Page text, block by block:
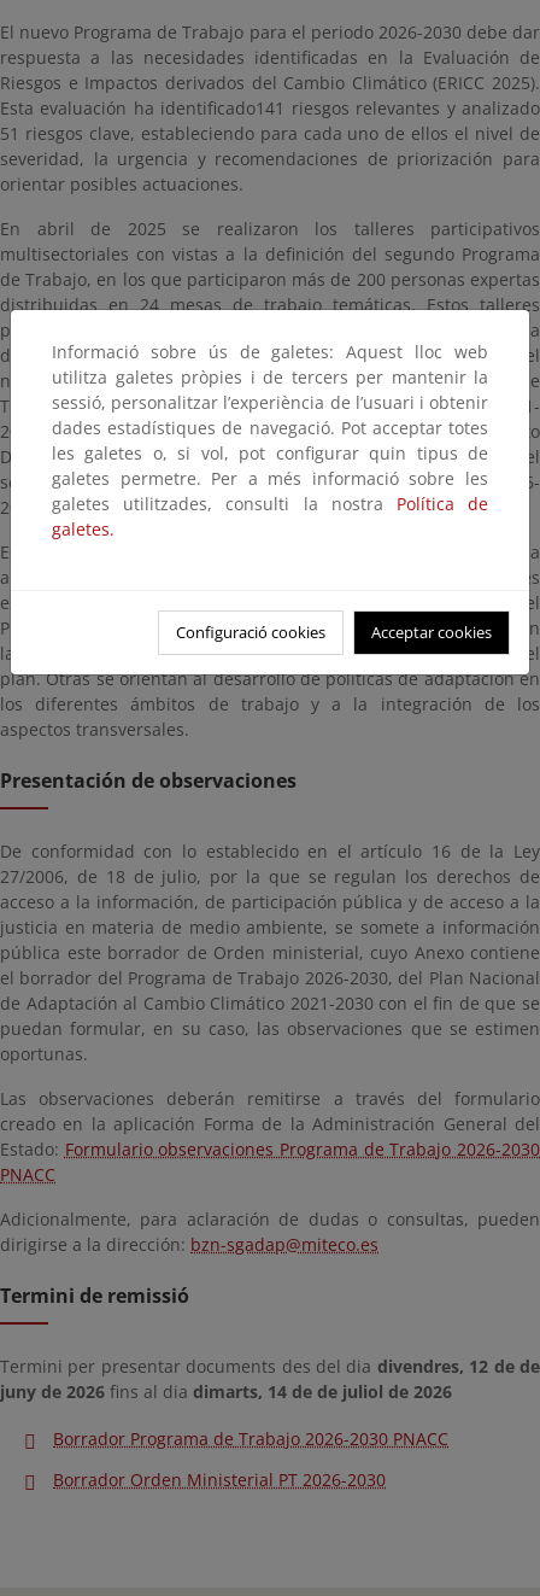
El nuevo Programa de Trabajo para el periodo 2026-2030 debe dar
respuesta a las necesidades identificadas en la Evaluación de
Riesgos e Impactos derivados del Cambio Climático (ERICC 2025).
Esta evaluación ha identificado141 riesgos relevantes y analizado
51 riesgos clave, estableciendo para cada uno de ellos el nivel de
severidad, la urgencia y recomendaciones de priorización para
orientar posibles actuaciones.
En abril de 2025 se realizaron los talleres participativos
multisectoriales con vistas a la definición del segundo Programa
de Trabajo, en los que participaron más de 200 personas expertas
distribuidas en 24 mesas de trabajo temáticas. Estos talleres
permitieron realizar un balance provisional del primer Programa
de Trabajo (PT1), así como desarrollar propuestas iniciales para el
nuevo periodo. Tras la finalización del primer Programa de
Trabajo del PNACC 2021-2030, correspondiente al periodo 2021-
2025, el Ministerio para la Transición Ecológica y el Reto
Demográfico somete a información pública, el borrador del
segundo Programa de Trabajo, de aplicación en el periodo 2026-
2030, que será tramitado como Orden Ministerial por el MITECO.
Este Programa de Trabajo define 176 medidas orientadas a
alcanzar los objetivos del PNACC, considerando los componentes
estratégicos, líneas de acción y otras directrices establecidas en el
Plan. Algunas medidas atienden a aspectos generales, como son
las relativas al seguimiento, evaluación, coordinación o gestión del
plan. Otras se orientan al desarrollo de políticas de adaptación en
los diferentes ámbitos de trabajo y a la integración de los
aspectos transversales.
Presentación de observaciones
De conformidad con lo establecido en el artículo 16 de la Ley
27/2006, de 18 de julio, por la que se regulan los derechos de
acceso a la información, de participación pública y de acceso a la
justicia en materia de medio ambiente, se somete a información
pública este borrador de Orden ministerial, cuyo Anexo contiene
el borrador del Programa de Trabajo 2026-2030, del Plan Nacional
de Adaptación al Cambio Climático 2021-2030 con el fin de que se
puedan formular, en su caso, las observaciones que se estimen
oportunas.
Las observaciones deberán remitirse a través del formulario
creado en la aplicación Forma de la Administración General del
Estado: Formulario observaciones Programa de Trabajo 2026-2030
PNACC
Adicionalmente, para aclaración de dudas o consultas, pueden
dirigirse a la dirección: bzn-sgadap@miteco.es
Termini de remissió
Termini per presentar documents des del dia divendres, 12 de de
juny de 2026 fins al dia dimarts, 14 de de juliol de 2026
Borrador Programa de Trabajo 2026-2030 PNACC
Borrador Orden Ministerial PT 2026-2030
Informació sobre ús de galetes: Aquest lloc web
utilitza galetes pròpies i de tercers per mantenir la
sessió, personalitzar l’experiència de l’usuari i obtenir
dades estadístiques de navegació. Pot acceptar totes
les galetes o, si vol, pot configurar quin tipus de
galetes permetre. Per a més informació sobre les
galetes utilitzades, consulti la nostra Política de
galetes.
Configuració cookies Acceptar cookies